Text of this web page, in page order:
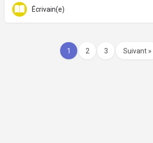
Écrivain(e)
1 2 3 Suivant »